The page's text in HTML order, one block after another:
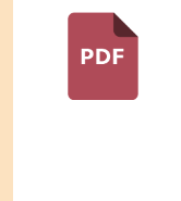
Libreria di risorse